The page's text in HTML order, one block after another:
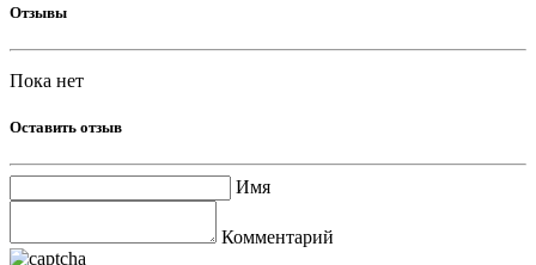
Отзывы
Пока нет
Оставить отзыв
Имя
Комментарий